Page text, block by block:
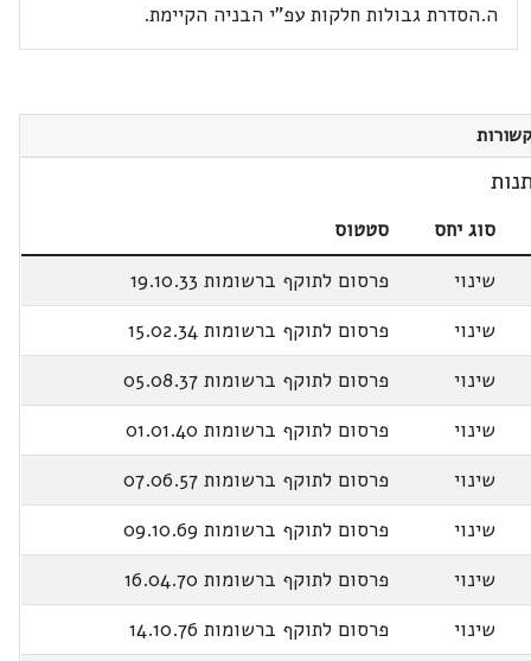
ה.הסדרת גבולות חלקות עפ"י הבניה הקיימת.
סוג יחס
סטטוס
שינוי
פרסום לתוקף ברשומות 19.10.33
שינוי
פרסום לתוקף ברשומות 15.02.34
שינוי
פרסום לתוקף ברשומות 05.08.37
שינוי
פרסום לתוקף ברשומות 01.01.40
שינוי
פרסום לתוקף ברשומות 07.06.57
שינוי
פרסום לתוקף ברשומות 09.10.69
שינוי
פרסום לתוקף ברשומות 16.04.70
שינוי
פרסום לתוקף ברשומות 14.10.76